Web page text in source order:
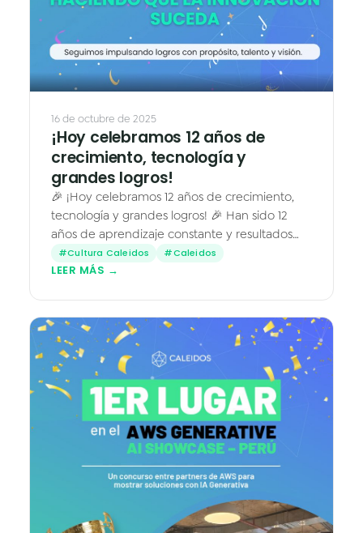
▶
16 de octubre de 2025
¡Hoy celebramos 12 años de
crecimiento, tecnología y
grandes logros!
🎉 ¡Hoy celebramos 12 años de crecimiento,
tecnología y grandes logros! 🎉 Han sido 12
años de aprendizaje constante y resultados
que nos impulsan a seguir avanzando 💪
Gracias a todo el equipo…
#Cultura Caleidos #Caleidos
LEER MÁS →